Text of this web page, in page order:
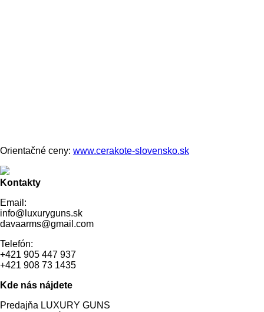
Orientačné ceny: www.cerakote-slovensko.sk
Kontakty
Email:
info@luxuryguns.sk
davaarms@gmail.com
Telefón:
+421 905 447 937
+421 908 73 1435
Kde nás nájdete
Predajňa LUXURY GUNS